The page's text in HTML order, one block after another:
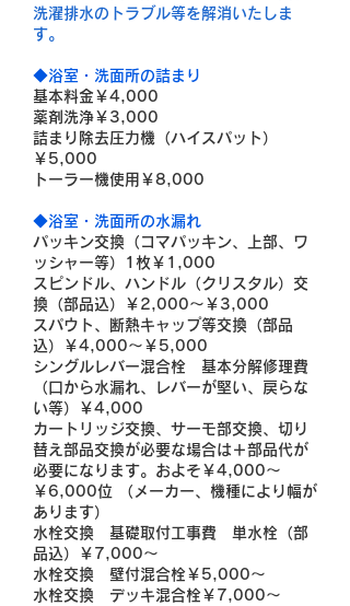
洗濯排水のトラブル等を解消いたしま
す。
◆浴室・洗面所の詰まり
基本料金￥4,000
薬剤洗浄￥3,000
詰まり除去圧力機（ハイスパット）
￥5,000
トーラー機使用￥8,000
◆浴室・洗面所の水漏れ
パッキン交換（コマパッキン、上部、ワ
ッシャー等）1枚￥1,000
スピンドル、ハンドル（クリスタル）交
換（部品込）￥2,000～￥3,000
スパウト、断熱キャップ等交換（部品
込）￥4,000～￥5,000
シングルレバー混合栓 基本分解修理費
（口から水漏れ、レバーが堅い、戻らな
い等）￥4,000
カートリッジ交換、サーモ部交換、切り
替え部品交換が必要な場合は＋部品代が
必要になります。およそ￥4,000～
￥6,000位 （メーカー、機種により幅が
あります）
水栓交換 基礎取付工事費 単水栓（部
品込）￥7,000～
水栓交換 壁付混合栓￥5,000～
水栓交換 デッキ混合栓￥7,000～